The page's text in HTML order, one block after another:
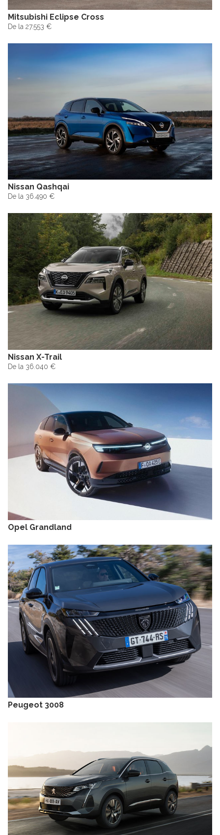
Mitsubishi Eclipse Cross
De la 27.553 €
Nissan Qashqai
De la 36.490 €
Nissan X-Trail
De la 36.040 €
Opel Grandland
Peugeot 3008